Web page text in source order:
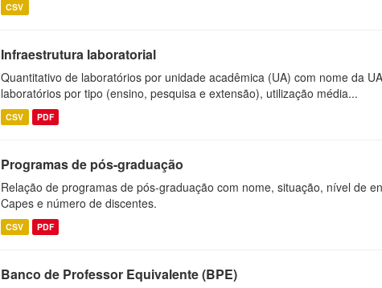
CSV
Infraestrutura laboratorial
Quantitativo de laboratórios por unidade acadêmica (UA) com nome da
laboratórios por tipo (ensino, pesquisa e extensão), utilização média...
CSV PDF
Programas de pós-graduação
Relação de programas de pós-graduação com nome, situação, nível de
Capes e número de discentes.
CSV PDF
Banco de Professor Equivalente (BPE)